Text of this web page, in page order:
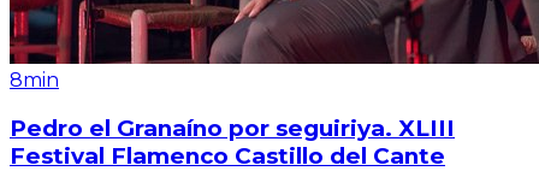
8min
Pedro el Granaíno por seguiriya. XLIII
Festival Flamenco Castillo del Cante